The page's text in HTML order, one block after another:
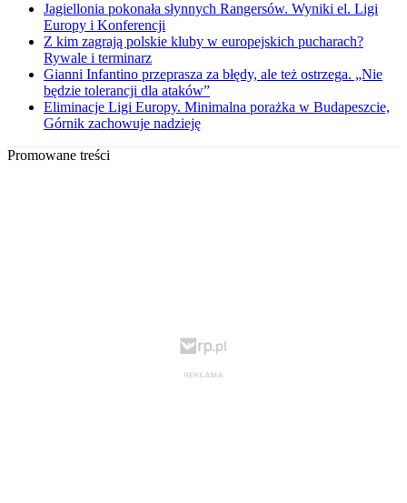
Jagiellonia pokonała słynnych Rangersów. Wyniki el. Ligi
Europy i Konferencji
Z kim zagrają polskie kluby w europejskich pucharach?
Rywale i terminarz
Gianni Infantino przeprasza za błędy, ale też ostrzega. „Nie
będzie tolerancji dla ataków”
Eliminacje Ligi Europy. Minimalna porażka w Budapeszcie,
Górnik zachowuje nadzieję
Promowane treści